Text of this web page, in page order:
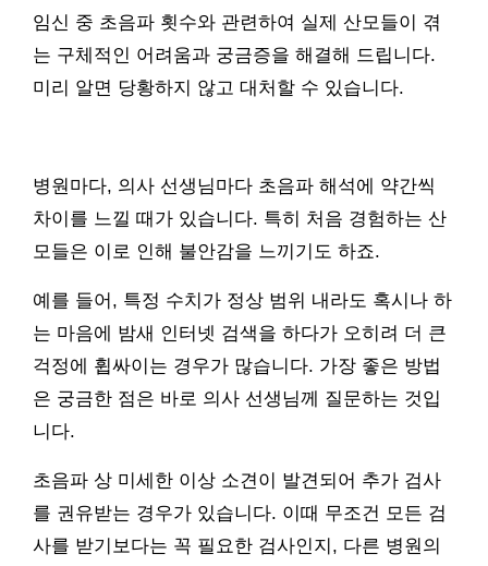
임신 중 초음파 횟수와 관련하여 실제 산모들이 겪
는 구체적인 어려움과 궁금증을 해결해 드립니다.
미리 알면 당황하지 않고 대처할 수 있습니다.
병원마다, 의사 선생님마다 초음파 해석에 약간씩
차이를 느낄 때가 있습니다. 특히 처음 경험하는 산
모들은 이로 인해 불안감을 느끼기도 하죠.
예를 들어, 특정 수치가 정상 범위 내라도 혹시나 하
는 마음에 밤새 인터넷 검색을 하다가 오히려 더 큰
걱정에 휩싸이는 경우가 많습니다. 가장 좋은 방법
은 궁금한 점은 바로 의사 선생님께 질문하는 것입
니다.
초음파 상 미세한 이상 소견이 발견되어 추가 검사
를 권유받는 경우가 있습니다. 이때 무조건 모든 검
사를 받기보다는 꼭 필요한 검사인지, 다른 병원의